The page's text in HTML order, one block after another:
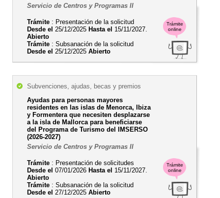
Trámite
online
Servicio de Centros y Programas II
Trámite : Presentación de la solicitud
Desde el 25/12/2025 Hasta el 15/11/2027.
Abierto
Trámite : Subsanación de la solicitud
Desde el 25/12/2025 Abierto
Trámite
online
Subvenciones, ajudas, becas y premios
Ayudas para personas mayores
residentes en las islas de Menorca, Ibiza
y Formentera que necesiten desplazarse
a la isla de Mallorca para beneficiarse
del Programa de Turismo del IMSERSO
(2026-2027)
Servicio de Centros y Programas II
Trámite : Presentación de solicitudes
Desde el 07/01/2026 Hasta el 15/11/2027.
Abierto
Trámite : Subsanación de la solicitud
Desde el 27/12/2025 Abierto